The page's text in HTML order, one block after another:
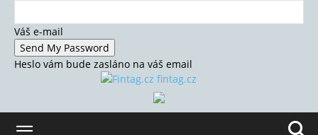
Váš e-mail
Heslo vám bude zasláno na váš email
fintag.cz